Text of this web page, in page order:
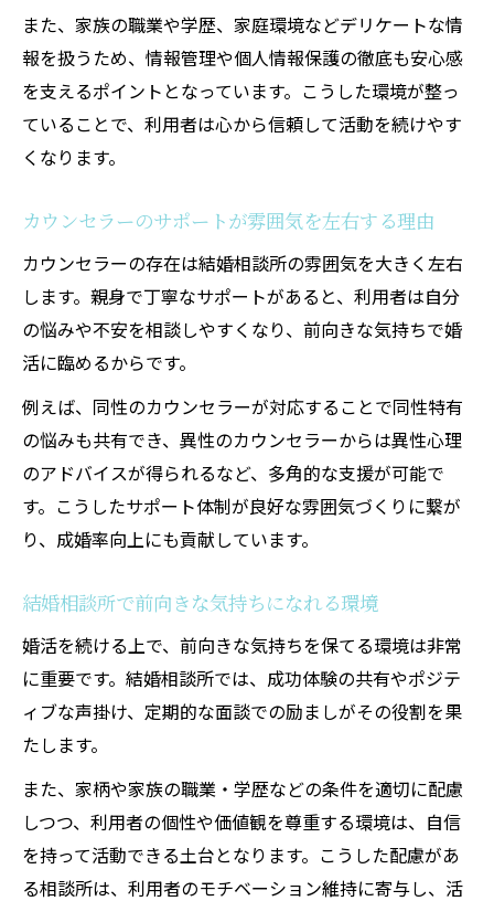
また、家族の職業や学歴、家庭環境などデリケートな情
報を扱うため、情報管理や個人情報保護の徹底も安心感
を支えるポイントとなっています。こうした環境が整っ
ていることで、利用者は心から信頼して活動を続けやす
くなります。
カウンセラーのサポートが雰囲気を左右する理由
カウンセラーの存在は結婚相談所の雰囲気を大きく左右
します。親身で丁寧なサポートがあると、利用者は自分
の悩みや不安を相談しやすくなり、前向きな気持ちで婚
活に臨めるからです。
例えば、同性のカウンセラーが対応することで同性特有
の悩みも共有でき、異性のカウンセラーからは異性心理
のアドバイスが得られるなど、多角的な支援が可能で
す。こうしたサポート体制が良好な雰囲気づくりに繋が
り、成婚率向上にも貢献しています。
結婚相談所で前向きな気持ちになれる環境
婚活を続ける上で、前向きな気持ちを保てる環境は非常
に重要です。結婚相談所では、成功体験の共有やポジテ
ィブな声掛け、定期的な面談での励ましがその役割を果
たします。
また、家柄や家族の職業・学歴などの条件を適切に配慮
しつつ、利用者の個性や価値観を尊重する環境は、自信
を持って活動できる土台となります。こうした配慮があ
る相談所は、利用者のモチベーション維持に寄与し、活